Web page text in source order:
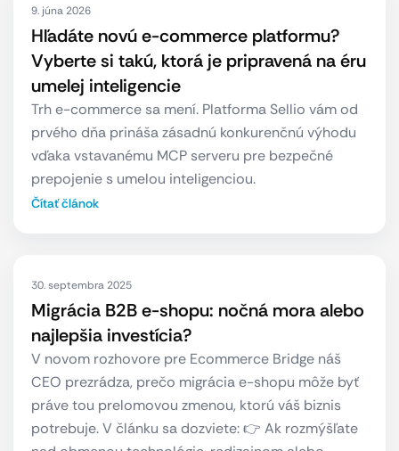
9. júna 2026
Hľadáte novú e-commerce platformu?
Vyberte si takú, ktorá je pripravená na éru
umelej inteligencie
Trh e-commerce sa mení. Platforma Sellio vám od
prvého dňa prináša zásadnú konkurenčnú výhodu
vďaka vstavanému MCP serveru pre bezpečné
prepojenie s umelou inteligenciou.
Čítať článok
30. septembra 2025
Migrácia B2B e-shopu: nočná mora alebo
najlepšia investícia?
V novom rozhovore pre Ecommerce Bridge náš
CEO prezrádza, prečo migrácia e-shopu môže byť
práve tou prelomovou zmenou, ktorú váš biznis
potrebuje. V článku sa dozviete: 👉 Ak rozmýšľate